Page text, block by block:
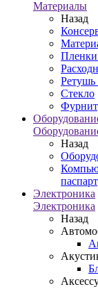
Материалы
Назад
Пленки
Ретушь
Стекло
Назад
Электроника
Электроника
Назад